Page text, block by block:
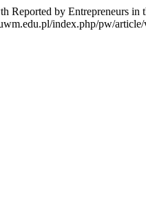
Reported by Entrepreneurs
index.php/pw/